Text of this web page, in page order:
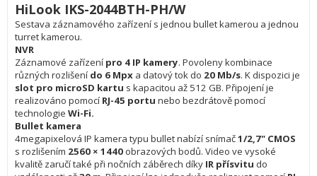
HiLook IKS-2044BTH-PH/W
Sestava záznamového zařízení s jednou bullet kamerou a jednou
turret kamerou.
NVR
Záznamové zařízení pro 4 IP kamery. Povoleny kombinace
různých rozlišení do 6 Mpx a datový tok do 20 Mb/s. K dispozici je
slot pro microSD kartu s kapacitou až 512 GB. Připojení je
realizováno pomocí RJ-45 portu nebo bezdrátově pomocí
technologie Wi-Fi.
Bullet kamera
4megapixelová IP kamera typu bullet nabízí snímač1/2,7" CMOS
s rozlišením 2560 × 1440 obrazových bodů. Video ve vysoké
kvalitě zaručí také při nočních záběrech díky IR přísvitu do